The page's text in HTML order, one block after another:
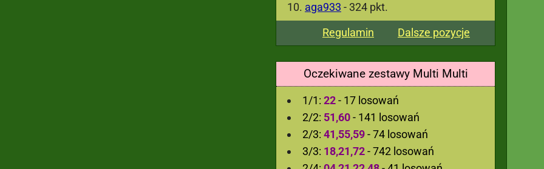
aga933 - 324 pkt.
Regulamin
Dalsze pozycje
Oczekiwane zestawy Multi Multi
1/1: 22- 17 losowań
2/2: 51,60- 141 losowań
2/3: 41,55,59- 74 losowań
3/3: 18,21,72- 742 losowań